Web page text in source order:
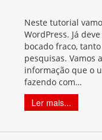
Neste tutorial
WordPress. Já
bocado fraco,
pesquisas. Vamos
informação que o
fazendo com…
Ler mais...